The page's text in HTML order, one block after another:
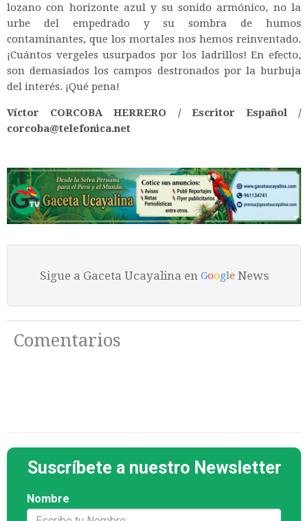
lozano con horizonte azul y su sonido armónico, no la
urbe del empedrado y su sombra de humos
contaminantes, que los mortales nos hemos reinventado.
¡Cuántos vergeles usurpados por los ladrillos! En efecto,
son demasiados los campos destronados por la burbuja
del interés. ¡Qué pena!
Víctor CORCOBA HERRERO / Escritor Español /
corcoba@telefonica.net
Sigue a Gaceta Ucayalina en Google News
Comentarios
Suscríbete a nuestro Newsletter
Nombre